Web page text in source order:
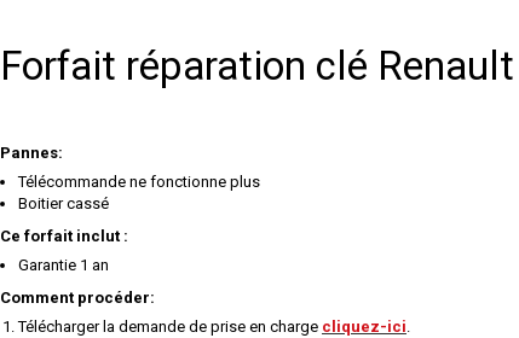
Forfait réparation clé
Pannes:
Télécommande ne fonctionne plus
Boitier cassé
Ce forfait inclut :
Garantie 1 an
Comment procéder:
Télécharger la demande de prise en charge cliquez-ici.